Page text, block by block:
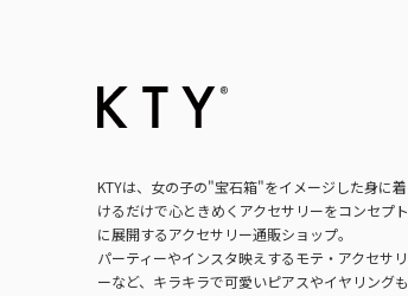
KTYは、女の子の"宝石箱"をイメージした身に着
けるだけで心ときめくアクセサリーをコンセプト
に展開するアクセサリー通販ショップ。
パーティーやインスタ映えするモテ・アクセサリ
ーなど、キラキラで可愛いピアスやイヤリングも